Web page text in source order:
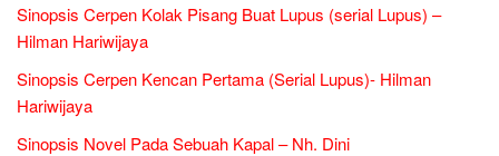
Sinopsis Cerpen Kolak Pisang Buat Lupus (serial Lupus) –
Hilman Hariwijaya
Sinopsis Cerpen Kencan Pertama (Serial Lupus)- Hilman
Hariwijaya
Sinopsis Novel Pada Sebuah Kapal – Nh. Dini